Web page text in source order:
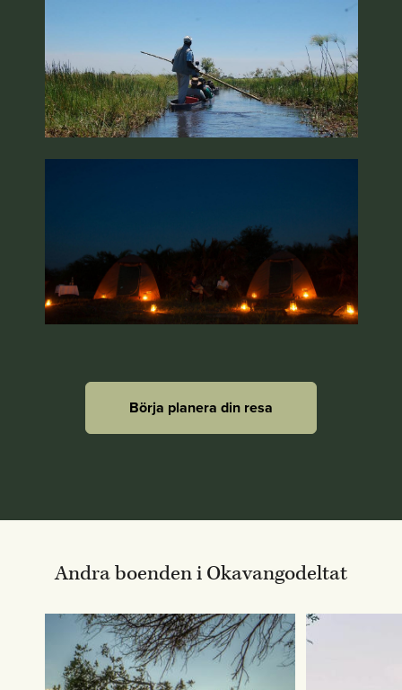
Börja planera din resa
Andra boenden i Okavangodeltat